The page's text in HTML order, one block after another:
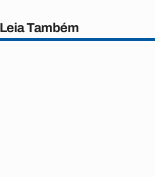
Leia Também